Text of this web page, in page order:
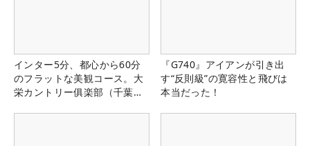
インター5分、都心から60分
のフラットな美観コース。大
栄カントリー俱楽部（千葉
『G740』アイアンが引き出
す“反則級”の寛容性と飛びは
本当だった！